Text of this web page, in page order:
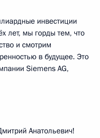
инвестиции
лет, мы горды тем, что
и смотрим
в будущее. Это
Siemens AG,
Анатольевич!